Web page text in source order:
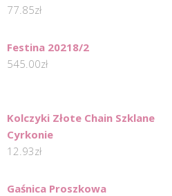
77.85zł
Festina 20218/2
545.00zł
Kolczyki Złote Chain Szklane
Cyrkonie
12.93zł
Gaśnica Proszkowa